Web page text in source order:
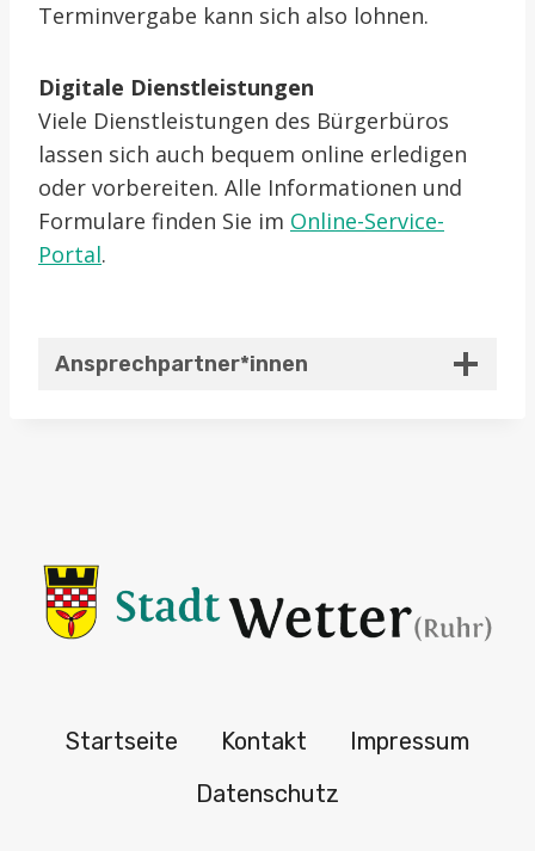
Terminvergabe kann sich also lohnen.
Digitale Dienstleistungen
Viele Dienstleistungen des Bürgerbüros
lassen sich auch bequem online erledigen
oder vorbereiten. Alle Informationen und
Formulare finden Sie im Online-Service-
Portal.
Ansprechpartner*innen
Startseite Kontakt
Impressum
Datenschutz